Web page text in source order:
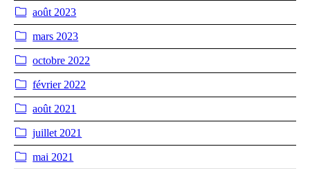
août 2023
mars 2023
octobre 2022
février 2022
août 2021
juillet 2021
mai 2021